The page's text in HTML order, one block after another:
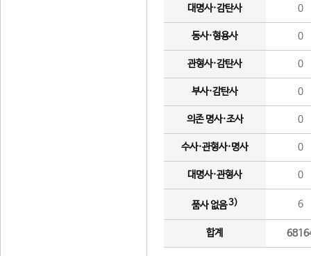
대명사·감탄사 0
동사·형용사 0
관형사·감탄사 0
부사·감탄사 0
의존 명사·조사 0
수사·관형사·명사 0
대명사·관형사 0
품사 없음3) 6
합계